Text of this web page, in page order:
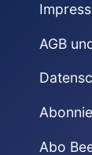
AGB
Abo